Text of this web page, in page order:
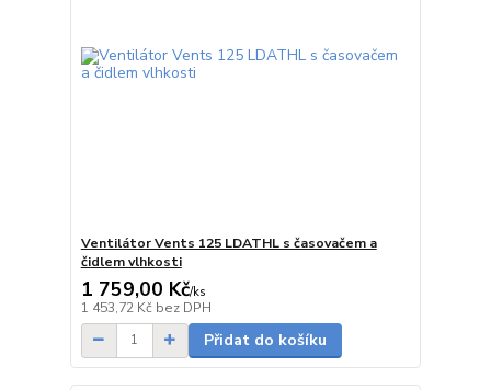
Ventilátor Vents 125 LDATHL s časovačem a
čidlem vlhkosti
1 759,00 Kč/ks
1 453,72 Kč bez DPH
Přidat do košíku